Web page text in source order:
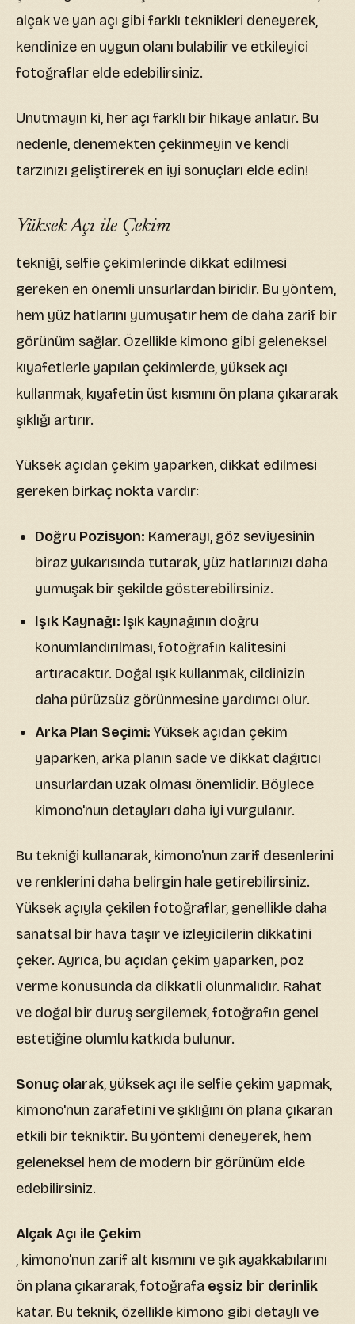
alçak ve yan açı gibi farklı teknikleri deneyerek,
kendinize en uygun olanı bulabilir ve etkileyici
fotoğraflar elde edebilirsiniz.
Unutmayın ki, her açı farklı bir hikaye anlatır. Bu
nedenle, denemekten çekinmeyin ve kendi
tarzınızı geliştirerek en iyi sonuçları elde edin!
Yüksek Açı ile Çekim
tekniği, selfie çekimlerinde dikkat edilmesi
gereken en önemli unsurlardan biridir. Bu yöntem,
hem yüz hatlarını yumuşatır hem de daha zarif bir
görünüm sağlar. Özellikle kimono gibi geleneksel
kıyafetlerle yapılan çekimlerde, yüksek açı
kullanmak, kıyafetin üst kısmını ön plana çıkararak
şıklığı artırır.
Yüksek açıdan çekim yaparken, dikkat edilmesi
gereken birkaç nokta vardır:
Doğru Pozisyon: Kamerayı, göz seviyesinin
biraz yukarısında tutarak, yüz hatlarınızı daha
yumuşak bir şekilde gösterebilirsiniz.
Işık Kaynağı: Işık kaynağının doğru
konumlandırılması, fotoğrafın kalitesini
artıracaktır. Doğal ışık kullanmak, cildinizin
daha pürüzsüz görünmesine yardımcı olur.
Arka Plan Seçimi: Yüksek açıdan çekim
yaparken, arka planın sade ve dikkat dağıtıcı
unsurlardan uzak olması önemlidir. Böylece
kimono'nun detayları daha iyi vurgulanır.
Bu tekniği kullanarak, kimono'nun zarif desenlerini
ve renklerini daha belirgin hale getirebilirsiniz.
Yüksek açıyla çekilen fotoğraflar, genellikle daha
sanatsal bir hava taşır ve izleyicilerin dikkatini
çeker. Ayrıca, bu açıdan çekim yaparken, poz
verme konusunda da dikkatli olunmalıdır. Rahat
ve doğal bir duruş sergilemek, fotoğrafın genel
estetiğine olumlu katkıda bulunur.
Sonuç olarak, yüksek açı ile selfie çekim yapmak,
kimono'nun zarafetini ve şıklığını ön plana çıkaran
etkili bir tekniktir. Bu yöntemi deneyerek, hem
geleneksel hem de modern bir görünüm elde
edebilirsiniz.
Alçak Açı ile Çekim
, kimono'nun zarif alt kısmını ve şık ayakkabılarını
ön plana çıkararak, fotoğrafa eşsiz bir derinlik
katar. Bu teknik, özellikle kimono gibi detaylı ve